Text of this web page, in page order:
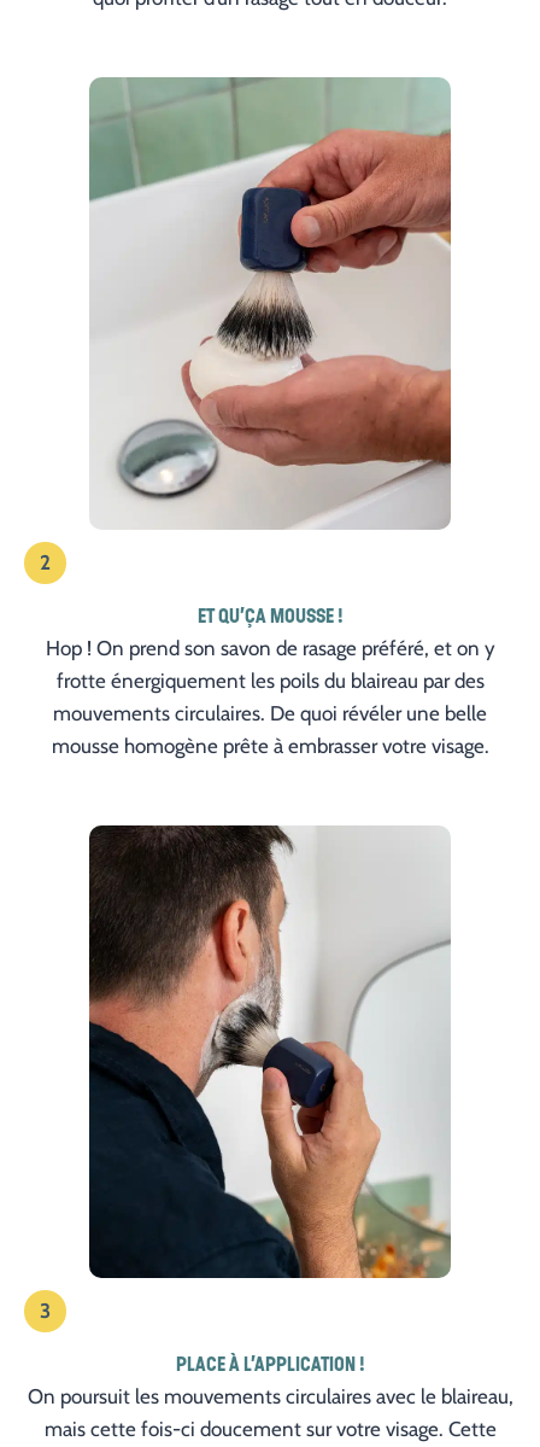
2
ET QU’ÇA MOUSSE !
Hop ! On prend son savon de rasage préféré, et on y
frotte énergiquement les poils du blaireau par des
mouvements circulaires. De quoi révéler une belle
mousse homogène prête à embrasser votre visage.
3
PLACE À L’APPLICATION !
On poursuit les mouvements circulaires avec le blaireau,
mais cette fois-ci doucement sur votre visage. Cette